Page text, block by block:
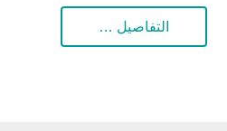
التفاصيل …